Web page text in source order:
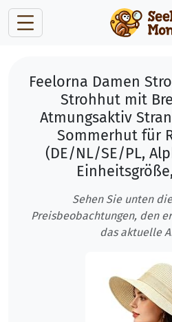
Feelorna Damen
Strohhut mit
Atmungsaktiv
Sommerhut für
(DE/NL/SE/PL,
Sehen Sie unten
Preisbeobachtungen, den
das aktuelle